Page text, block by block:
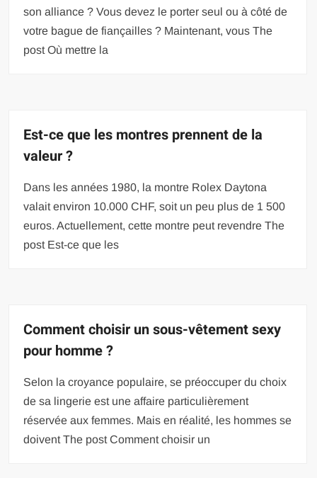
son alliance ? Vous devez le porter seul ou à côté de
votre bague de fiançailles ? Maintenant, vous The
post Où mettre la
Est-ce que les montres prennent de la
valeur ?
Dans les années 1980, la montre Rolex Daytona
valait environ 10.000 CHF, soit un peu plus de 1 500
euros. Actuellement, cette montre peut revendre The
post Est-ce que les
Comment choisir un sous-vêtement sexy
pour homme ?
Selon la croyance populaire, se préoccuper du choix
de sa lingerie est une affaire particulièrement
réservée aux femmes. Mais en réalité, les hommes se
doivent The post Comment choisir un